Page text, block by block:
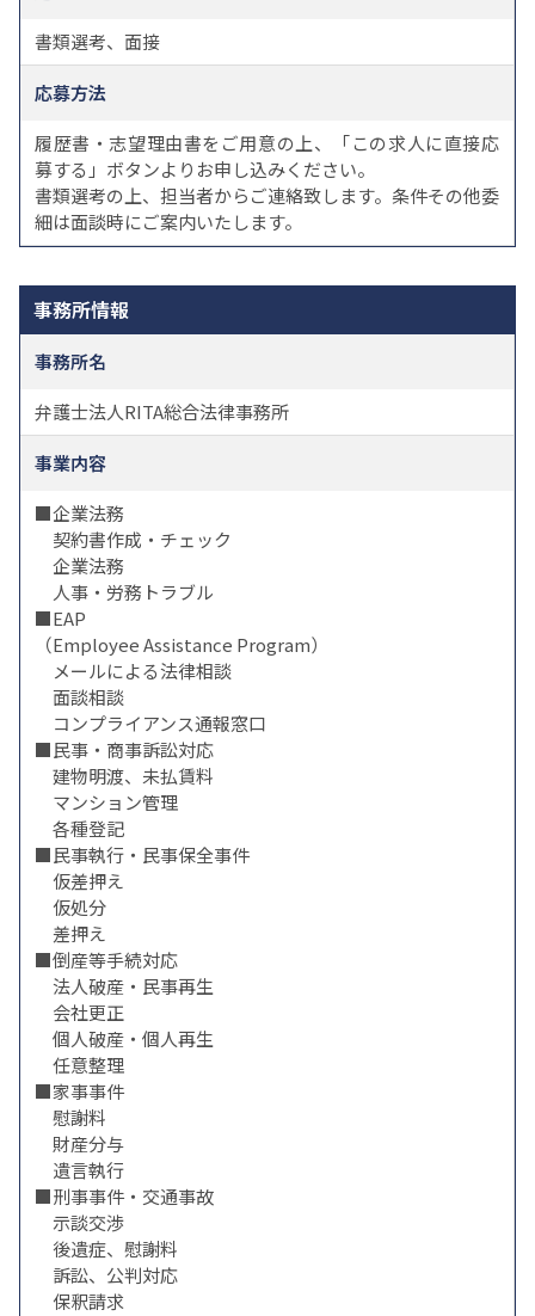
書類選考、面接
応募方法
履歴書・志望理由書をご用意の上、「この求人に直接応
募する」ボタンよりお申し込みください。
書類選考の上、担当者からご連絡致します。条件その他委
細は面談時にご案内いたします。
事務所情報
事務所名
弁護士法人RITA総合法律事務所
事業内容
■企業法務
契約書作成・チェック
企業法務
人事・労務トラブル
■EAP
（Employee Assistance Program）
メールによる法律相談
面談相談
コンプライアンス通報窓口
■民事・商事訴訟対応
建物明渡、未払賃料
マンション管理
各種登記
■民事執行・民事保全事件
仮差押え
仮処分
差押え
■倒産等手続対応
法人破産・民事再生
会社更正
個人破産・個人再生
任意整理
■家事事件
慰謝料
財産分与
遺言執行
■刑事事件・交通事故
示談交渉
後遺症、慰謝料
訴訟、公判対応
保釈請求